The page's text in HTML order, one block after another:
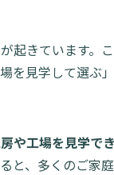
起きています。
を見学して選ぶ
や工場を見学で
と、多くのご家